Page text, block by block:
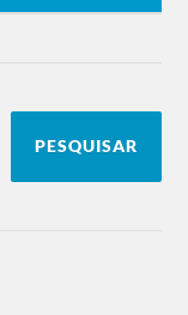
PESQUISAR